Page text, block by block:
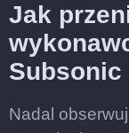
Jak
Subsonic
Nadal